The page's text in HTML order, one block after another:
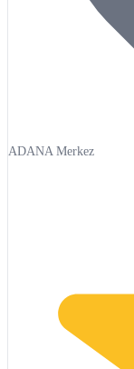
ADANA Merkez